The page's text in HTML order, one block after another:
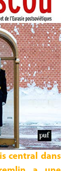
central dans